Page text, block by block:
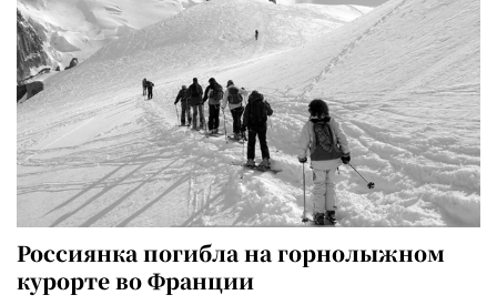
Россиянка погибла на горнолыжном
курорте во Франции